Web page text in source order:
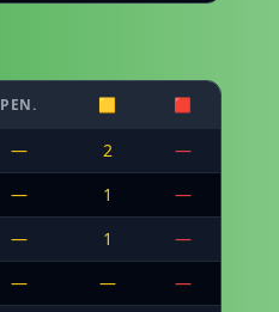
PEN. 🟨 🟥
— 2
—
— 1
—
— 1
—
— — —